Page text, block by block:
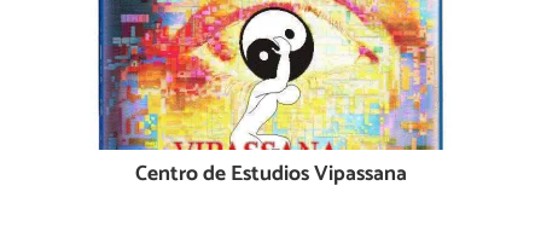
Centro de Estudios Vipassana